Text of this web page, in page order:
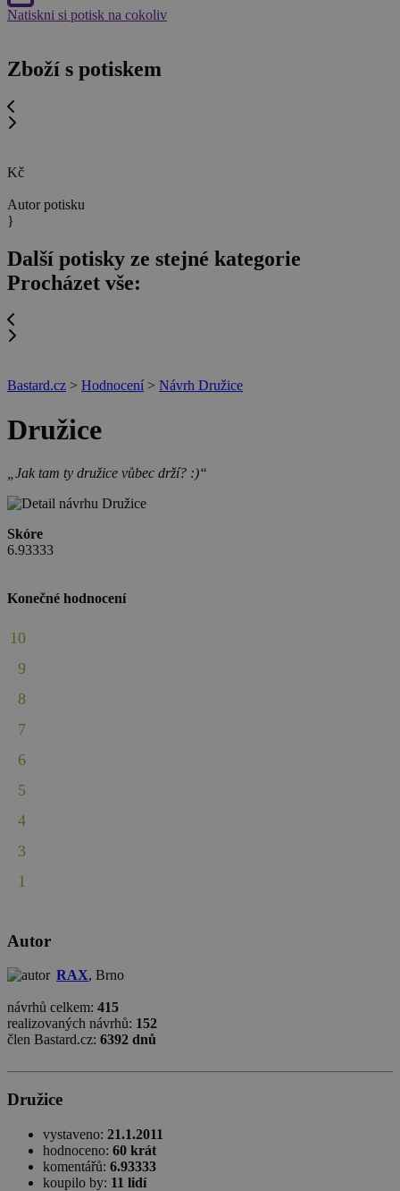
Natiskni si potisk na cokoliv
Zboží s potiskem
Kč
Autor potisku
}
Další potisky ze stejné kategorie
Procházet vše:
Bastard.cz > Hodnocení > Návrh Družice
Družice
„Jak tam ty družice vůbec drží? :)“
Skóre
6.93333
Konečné hodnocení
10
9
8
7
6
5
4
3
1
Autor
RAX, Brno
návrhů celkem: 415
realizovaných návrhů: 152
člen Bastard.cz: 6392 dnů
Družice
vystaveno: 21.1.2011
hodnoceno: 60 krát
komentářů: 6.93333
koupilo by: 11 lidí